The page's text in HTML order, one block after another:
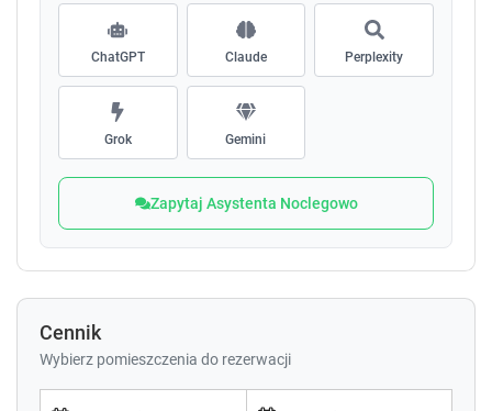
jedną wspólną łazienką na korytarzu.
Prywatny monitorowany parking.
Obiekt monitorowany24h.
Zapraszamy!
ChatGPT Claude Perplexity
Grok Gemini
Zapytaj Asystenta Noclegowo
Cennik
Wybierz pomieszczenia do rezerwacji